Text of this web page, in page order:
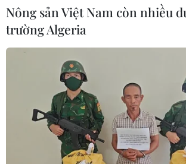
Bắc Ninh phản ứng về thông
giá động vật hoang dã
06/02/2015 14:39
Chi cục Kiểm lâm tỉnh Bắc Ninh cho
Java ốm yếu không thuộc nhóm IB,
điều chỉnh của Nghị định số 160/
bán nhằm tránh để chúng bị chết.
Nông sản Việt Nam còn nhiều
trường Algeria